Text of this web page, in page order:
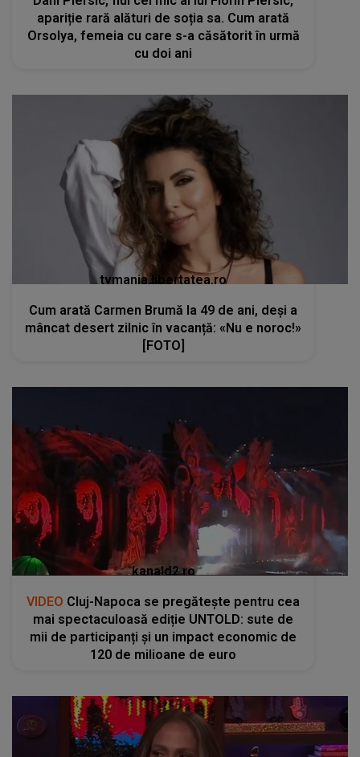
apariție rară alături de soția sa. Cum arată
Orsolya, femeia cu care s-a căsătorit în urmă
cu doi ani
tvmania.libertatea.ro
Cum arată Carmen Brumă la 49 de ani, deși a
mâncat desert zilnic în vacanță: «Nu e noroc!»
[FOTO]
kanald2.ro
VIDEO Cluj-Napoca se pregătește pentru cea
mai spectaculoasă ediție UNTOLD: sute de
mii de participanți și un impact economic de
120 de milioane de euro